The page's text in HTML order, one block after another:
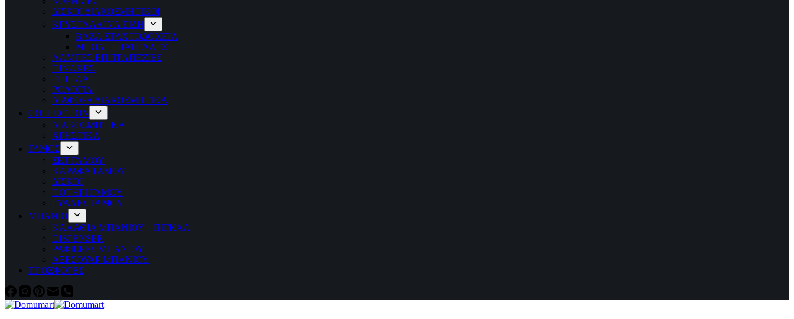
ΔΙΣΚΟΙ ΔΙΑΚΟΣΜΗΤΙΚΟΙ
ΚΡΥΣΤΑΛΛΙΝΑ ΕΙΔΗ
ΒΑΖΑ ΣΤΑΧΤΟΔΟΧΕΙΑ
ΜΠΟΛ – ΠΙΑΤΕΛΛΕΣ
ΛΑΜΠΕΣ ΕΠΙΤΡΑΠΕΖΙΕΣ
ΠΙΝΑΚΕΣ
ΕΠΙΠΛΑ
ΡΟΛΟΓΙΑ
ΔΙΑΦΟΡΑ ΔΙΑΚΟΣΜΗΤΙΚΑ
COLLECTION
ΔΙΑΚΟΣΜΗΤΙΚΑ
ΧΡΗΣΤΙΚΑ
ΓΑΜΟΣ
ΣΕΤ ΓΑΜΟΥ
ΚΑΡΑΦΑ ΓΑΜΟΥ
ΔΙΣΚΟΙ
ΠΟΤΗΡΙ ΓΑΜΟΥ
ΓΥΑΛΕΣ ΓΑΜΟΥ
ΜΠΑΝΙΟ
ΚΑΛΑΘΙΑ ΜΠΑΝΙΟΥ – ΠΙΓΚΑΛ
DISPENSER
ΡΑΦΙΕΡΕΣ ΜΠΑΝΙΟΥ
ΑΞΕΣΟΥΑΡ ΜΠΑΝΙΟΥ
ΠΡΟΣΦΟΡΕΣ